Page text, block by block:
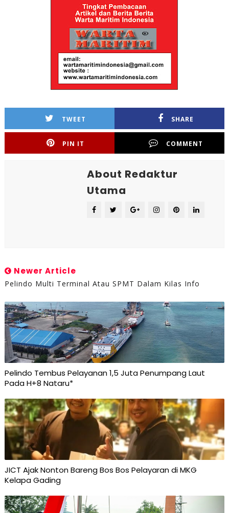
TWEET SHARE
PIN IT COMMENT
About Redaktur
Utama
Newer Article
Pelindo Multi Terminal Atau SPMT Dalam Kilas Info
Pelindo Tembus Pelayanan 1,5 Juta Penumpang Laut
Pada H+8 Nataru*
JICT Ajak Nonton Bareng Bos Bos Pelayaran di MKG
Kelapa Gading